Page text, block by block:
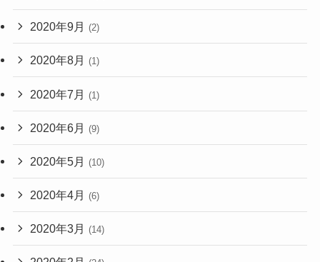
2020年9月 (2)
2020年8月 (1)
2020年7月 (1)
2020年6月 (9)
2020年5月 (10)
2020年4月 (6)
2020年3月 (14)